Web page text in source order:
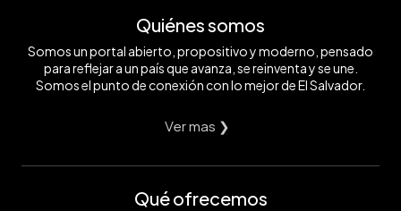
Quiénes somos
Somos un portal abierto, propositivo y moderno, pensado
para reflejar a un país que avanza, se reinventa y se une.
Somos el punto de conexión con lo mejor de El Salvador.
Ver mas ❯
Qué ofrecemos